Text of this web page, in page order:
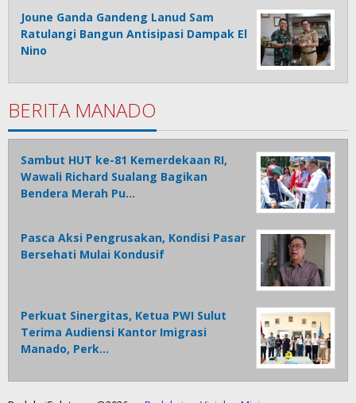
Joune Ganda Gandeng Lanud Sam
Ratulangi Bangun Antisipasi Dampak El
Nino
BERITA MANADO
Sambut HUT ke-81 Kemerdekaan RI,
Wawali Richard Sualang Bagikan
Bendera Merah Pu…
Pasca Aksi Pengrusakan, Kondisi Pasar
Bersehati Mulai Kondusif
Perkuat Sinergitas, Ketua PWI Sulut
Terima Audiensi Kantor Imigrasi
Manado, Perk…